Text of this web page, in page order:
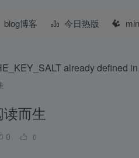
already defined in
blog博客 今日热版
而生
0 0